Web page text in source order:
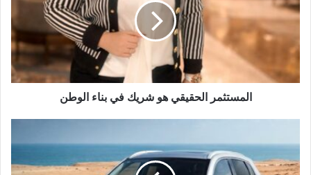
شريك
الوطن
المستثمر الحقيقي هو شريك في بناء الوطن
تتوج